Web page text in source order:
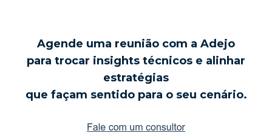
Agende uma reunião com a Adejo
para trocar insights técnicos e alinhar
estratégias
que façam sentido para o seu cenário.